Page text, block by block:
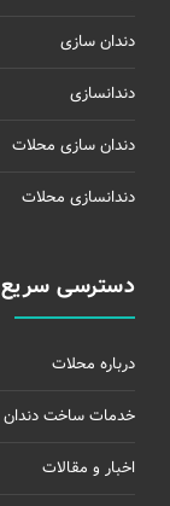
دندان سازی
دندانسازی
دندان سازی محلات
دندانسازی محلات
دسترسی سریع
درباره محلات
خدمات ساخت دندان
اخبار و مقالات